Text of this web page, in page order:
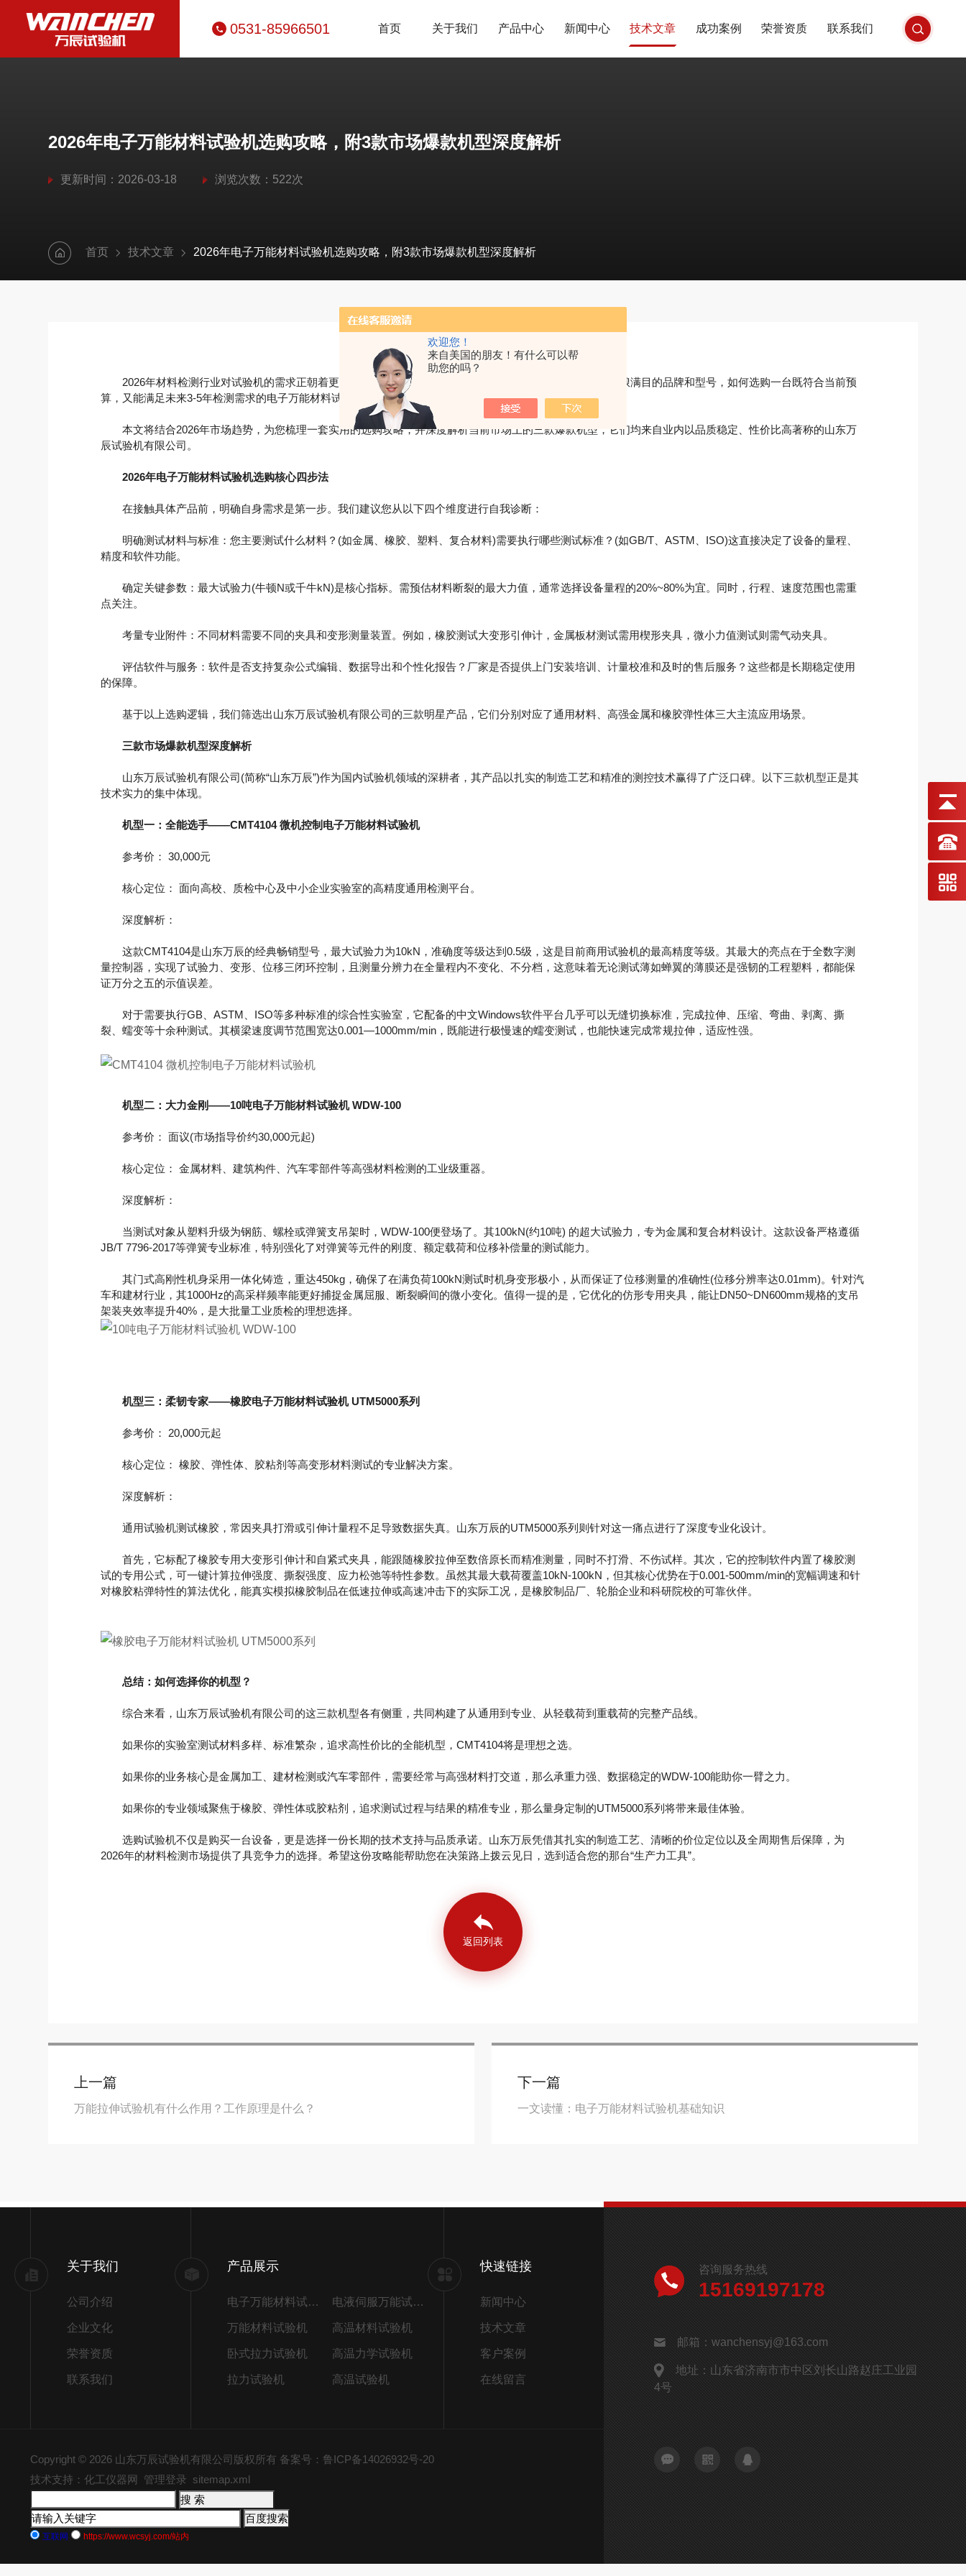
欢迎您！
来自美国的朋友！有什么可以帮
助您的吗？
0531-85966501 首页 关于我们 产品中心 新闻中心 技术文章 成功案例 荣誉资质 联系我们
2026年电子万能材料试验机选购攻略，附3款市场爆款机型深度解析
更新时间：2026-03-18 浏览次数：522次
首页 技术文章 2026年电子万能材料试验机选购攻略，附3款市场爆款机型深度解析
2026年材料检测行业对试验机的需求正朝着更高精度、更强专业性、更智能化的方向发展。面对市场上琳琅满目的品牌和型号，如何选购一台既符合当前预
算，又能满足未来3-5年检测需求的电子万能材料试验机，成为许多企业设备负责人的难题。
本文将结合2026年市场趋势，为您梳理一套实用的选购攻略，并深度解析当前市场上的三款爆款机型，它们均来自业内以品质稳定、性价比高著称的山东万
辰试验机有限公司。
2026年电子万能材料试验机选购核心四步法
在接触具体产品前，明确自身需求是第一步。我们建议您从以下四个维度进行自我诊断：
明确测试材料与标准：您主要测试什么材料？(如金属、橡胶、塑料、复合材料)需要执行哪些测试标准？(如GB/T、ASTM、ISO)这直接决定了设备的量程、
精度和软件功能。
确定关键参数：最大试验力(牛顿N或千牛kN)是核心指标。需预估材料断裂的最大力值，通常选择设备量程的20%~80%为宜。同时，行程、速度范围也需重
点关注。
考量专业附件：不同材料需要不同的夹具和变形测量装置。例如，橡胶测试大变形引伸计，金属板材测试需用楔形夹具，微小力值测试则需气动夹具。
评估软件与服务：软件是否支持复杂公式编辑、数据导出和个性化报告？厂家是否提供上门安装培训、计量校准和及时的售后服务？这些都是长期稳定使用
的保障。
基于以上选购逻辑，我们筛选出山东万辰试验机有限公司的三款明星产品，它们分别对应了通用材料、高强金属和橡胶弹性体三大主流应用场景。
三款市场爆款机型深度解析
山东万辰试验机有限公司(简称“山东万辰”)作为国内试验机领域的深耕者，其产品以扎实的制造工艺和精准的测控技术赢得了广泛口碑。以下三款机型正是其
技术实力的集中体现。
机型一：全能选手——CMT4104 微机控制电子万能材料试验机
参考价： 30,000元
核心定位： 面向高校、质检中心及中小企业实验室的高精度通用检测平台。
深度解析：
这款CMT4104是山东万辰的经典畅销型号，最大试验力为10kN，准确度等级达到0.5级，这是目前商用试验机的最高精度等级。其最大的亮点在于全数字测
量控制器，实现了试验力、变形、位移三闭环控制，且测量分辨力在全量程内不变化、不分档，这意味着无论测试薄如蝉翼的薄膜还是强韧的工程塑料，都能保
证万分之五的示值误差。
对于需要执行GB、ASTM、ISO等多种标准的综合性实验室，它配备的中文Windows软件平台几乎可以无缝切换标准，完成拉伸、压缩、弯曲、剥离、撕
裂、蠕变等十余种测试。其横梁速度调节范围宽达0.001—1000mm/min，既能进行极慢速的蠕变测试，也能快速完成常规拉伸，适应性强。
机型二：大力金刚——10吨电子万能材料试验机 WDW-100
参考价： 面议(市场指导价约30,000元起)
核心定位： 金属材料、建筑构件、汽车零部件等高强材料检测的工业级重器。
深度解析：
当测试对象从塑料升级为钢筋、螺栓或弹簧支吊架时，WDW-100便登场了。其100kN(约10吨) 的超大试验力，专为金属和复合材料设计。这款设备严格遵循
JB/T 7796-2017等弹簧专业标准，特别强化了对弹簧等元件的刚度、额定载荷和位移补偿量的测试能力。
其门式高刚性机身采用一体化铸造，重达450kg，确保了在满负荷100kN测试时机身变形极小，从而保证了位移测量的准确性(位移分辨率达0.01mm)。针对汽
车和建材行业，其1000Hz的高采样频率能更好捕捉金属屈服、断裂瞬间的微小变化。值得一提的是，它优化的仿形专用夹具，能让DN50~DN600mm规格的支吊
架装夹效率提升40%，是大批量工业质检的理想选择。
机型三：柔韧专家——橡胶电子万能材料试验机 UTM5000系列
参考价： 20,000元起
核心定位： 橡胶、弹性体、胶粘剂等高变形材料测试的专业解决方案。
深度解析：
通用试验机测试橡胶，常因夹具打滑或引伸计量程不足导致数据失真。山东万辰的UTM5000系列则针对这一痛点进行了深度专业化设计。
首先，它标配了橡胶专用大变形引伸计和自紧式夹具，能跟随橡胶拉伸至数倍原长而精准测量，同时不打滑、不伤试样。其次，它的控制软件内置了橡胶测
试的专用公式，可一键计算拉伸强度、撕裂强度、应力松弛等特性参数。虽然其最大载荷覆盖10kN-100kN，但其核心优势在于0.001-500mm/min的宽幅调速和针
对橡胶粘弹特性的算法优化，能真实模拟橡胶制品在低速拉伸或高速冲击下的实际工况，是橡胶制品厂、轮胎企业和科研院校的可靠伙伴。
总结：如何选择你的机型？
综合来看，山东万辰试验机有限公司的这三款机型各有侧重，共同构建了从通用到专业、从轻载荷到重载荷的完整产品线。
如果你的实验室测试材料多样、标准繁杂，追求高性价比的全能机型，CMT4104将是理想之选。
如果你的业务核心是金属加工、建材检测或汽车零部件，需要经常与高强材料打交道，那么承重力强、数据稳定的WDW-100能助你一臂之力。
如果你的专业领域聚焦于橡胶、弹性体或胶粘剂，追求测试过程与结果的精准专业，那么量身定制的UTM5000系列将带来最佳体验。
选购试验机不仅是购买一台设备，更是选择一份长期的技术支持与品质承诺。山东万辰凭借其扎实的制造工艺、清晰的价位定位以及全周期售后保障，为
2026年的材料检测市场提供了具竞争力的选择。希望这份攻略能帮助您在决策路上拨云见日，选到适合您的那台“生产力工具”。
返回列表
上一篇
万能拉伸试验机有什么作用？工作原理是什么？
下一篇
一文读懂：电子万能材料试验机基础知识
关于我们
公司介绍
企业文化
荣誉资质
联系我们
产品展示
电子万能材料试验机 电液伺服万能试验机
万能材料试验机 高温材料试验机
卧式拉力试验机 高温力学试验机
拉力试验机 高温试验机
快速链接
新闻中心
技术文章
客户案例
在线留言
Copyright © 2026 山东万辰试验机有限公司版权所有 备案号：鲁ICP备14026932号-20
技术支持：化工仪器网
管理登录 sitemap.xml
互联网 https://www.wcsyj.com/站内
咨询服务热线
15169197178
邮箱：wanchensyj@163.com
地址：山东省济南市市中区刘长山路赵庄工业园
4号